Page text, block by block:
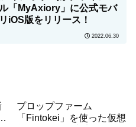
ル「MyAxiory」に公式モバ
iOS版をリリース！
2022.06.30
プロップファーム
「Fintokei」を使った仮想通